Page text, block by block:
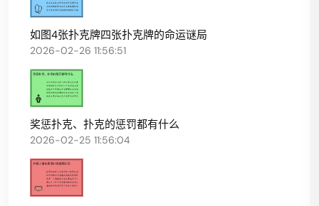
如图4张扑克牌四张扑克牌的命运谜局
2026-02-26 11:56:51
奖惩扑克、扑克的惩罚都有什么
2026-02-25 11:56:04